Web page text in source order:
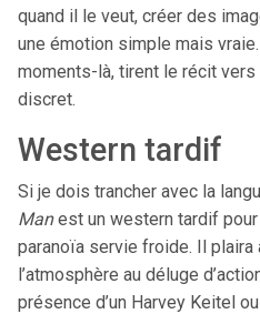
quand il le veut, créer des
une émotion simple mais
moments-là, tirent le récit vers
discret.
Western tardif
Si je dois trancher avec la
Manest un western tardif
paranoïa servie froide. Il plaira
l’atmosphère au déluge
présence d’un Harvey Keitel